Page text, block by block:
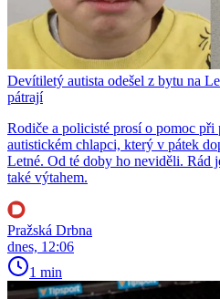
Devítiletý autista odešel z bytu na
pátrají
Rodiče a policisté prosí o pomoc při
autistickém chlapci, který v pátek
Letné. Od té doby ho neviděli. Rád
také výtahem.
Pražská Drbna
dnes, 12:06
1 min